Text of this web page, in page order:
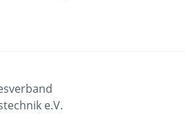
e.V.